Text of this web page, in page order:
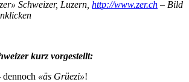
Schweizer, Luzern, http://www.zer.ch – Bild
kurz vorgestellt:
«äs Grüezi»!